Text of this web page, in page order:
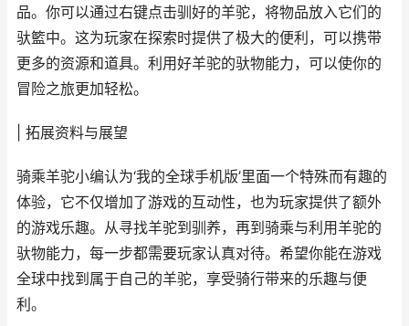
品。你可以通过右键点击驯好的羊驼，将物品放入它们的
驮籃中。这为玩家在探索时提供了极大的便利，可以携带
更多的资源和道具。利用好羊驼的驮物能力，可以使你的
冒险之旅更加轻松。
| 拓展资料与展望
骑乘羊驼小编认为‘我的全球手机版’里面一个特殊而有趣的
体验，它不仅增加了游戏的互动性，也为玩家提供了额外
的游戏乐趣。从寻找羊驼到驯养，再到骑乘与利用羊驼的
驮物能力，每一步都需要玩家认真对待。希望你能在游戏
全球中找到属于自己的羊驼，享受骑行带来的乐趣与便
利。